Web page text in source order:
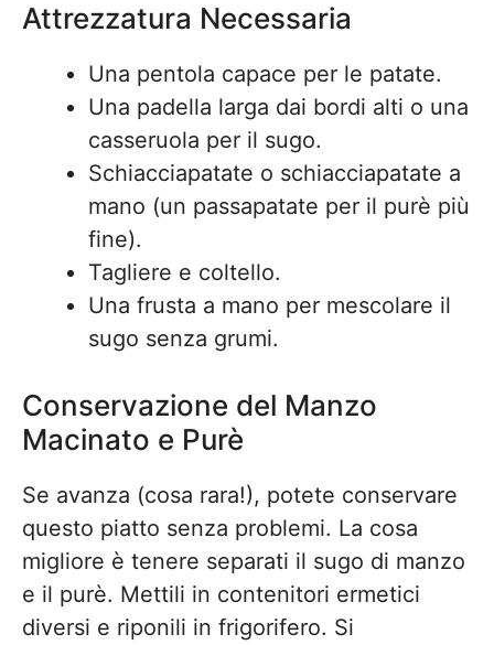
Attrezzatura Necessaria
Una pentola capace per le patate.
Una padella larga dai bordi alti o una
casseruola per il sugo.
Schiacciapatate o schiacciapatate a
mano (un passapatate per il purè più
fine).
Tagliere e coltello.
Una frusta a mano per mescolare il
sugo senza grumi.
Conservazione del Manzo
Macinato e Purè
Se avanza (cosa rara!), potete conservare
questo piatto senza problemi. La cosa
migliore è tenere separati il sugo di manzo
e il purè. Mettili in contenitori ermetici
diversi e riponili in frigorifero. Si